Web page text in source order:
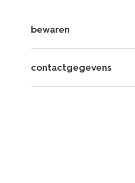
bewaren
contactgegevens